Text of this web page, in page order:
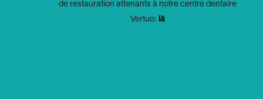
de restauration attenants à notre centre dentaire
Vertuo: là